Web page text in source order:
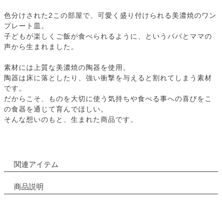
色分けされた2この部屋で、可愛く盛り付けられる美濃焼のワン
プレート皿。
子どもが楽しくご飯が食べられるように、というパパとママの
声から生まれました。
素材には上質な美濃焼の陶器を使用。
陶器は床に落としたり、強い衝撃を与えると割れてしまう素材
です。
だからこそ、ものを大切に使う気持ちや食べる事への喜びをこ
の食器を通じて育んでほしい。
そんな想いのもと、生まれた商品です。
関連アイテム
商品説明